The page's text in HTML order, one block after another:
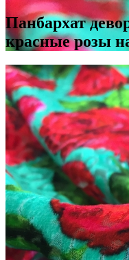
Панбархат
красные розы